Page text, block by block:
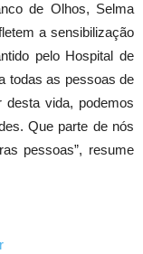
de Olhos, Selma
a sensibilização
pelo Hospital de
todas as pessoas de
desta vida, podemos
Que parte de nós
pessoas”, resume